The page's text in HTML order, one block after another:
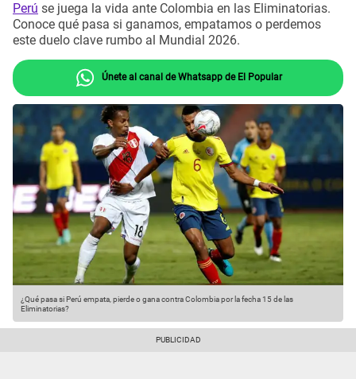
Perú se juega la vida ante Colombia en las Eliminatorias.
Conoce qué pasa si ganamos, empatamos o perdemos
este duelo clave rumbo al Mundial 2026.
Únete al canal de Whatsapp de El Popular
¿Qué pasa si Perú empata, pierde o gana contra Colombia por la fecha 15 de las
Eliminatorias?